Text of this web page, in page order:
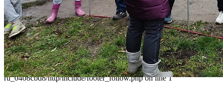
Контакты
Карта сайта
Следуйте за нами
Parse error: syntax error, unexpected 'data' (T_STRING), expecting
']' in /home/virtwww/w_dvorec39-
ru_0408cbd8/http/include/footer_follow.php on line 1